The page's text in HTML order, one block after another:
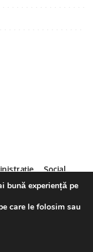
Social
Contact
ThemeRuby.
bună experiență pe
care le folosim sau